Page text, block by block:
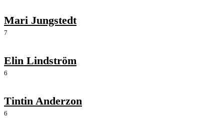
Mari Jungstedt
7
Elin Lindström
6
Tintin Anderzon
6